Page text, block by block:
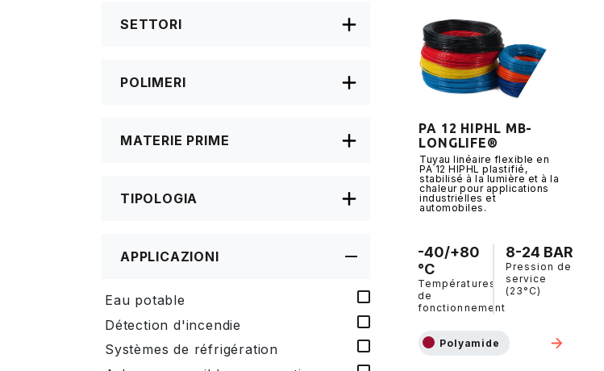
SETTORI
POLIMERI
MATERIE PRIME
TIPOLOGIA
APPLICAZIONI
Eau potable
Détection d'incendie
Systèmes de réfrigération
PA 12 HIPHL MB-
LONGLIFE®
Tuyau linéaire flexible en
PA 12 HIPHL plastifié,
stabilisé à la lumière et à la
chaleur pour applications
industrielles et
automobiles.
-40/+80
°C
Températures
de
fonctionnement
8-24 BAR
Pression de
service
(23°C)
Polyamide